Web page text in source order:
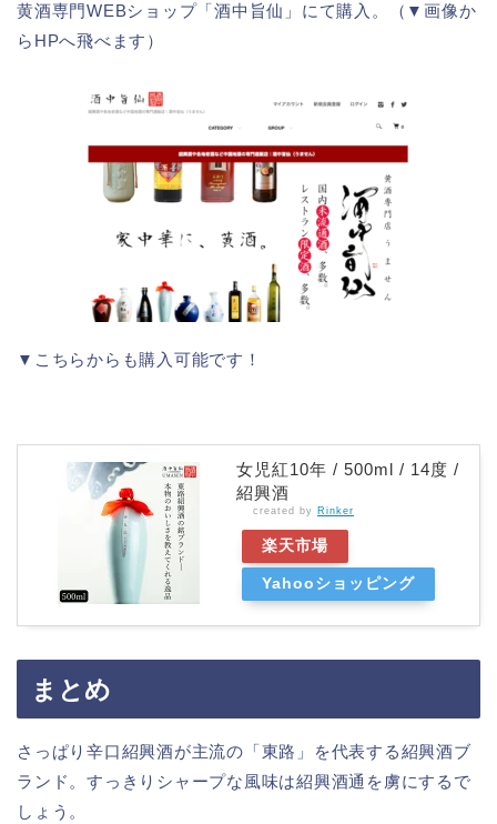
黄酒専門WEBショップ「酒中旨仙」にて購入。（▼画像か
らHPへ飛べます）
▼こちらからも購入可能です！
女児紅10年 / 500ml / 14度 /
紹興酒
created by Rinker
楽天市場
Yahooショッピング
まとめ
さっぱり辛口紹興酒が主流の「東路」を代表する紹興酒ブ
ランド。すっきりシャープな風味は紹興酒通を虜にするで
しょう。